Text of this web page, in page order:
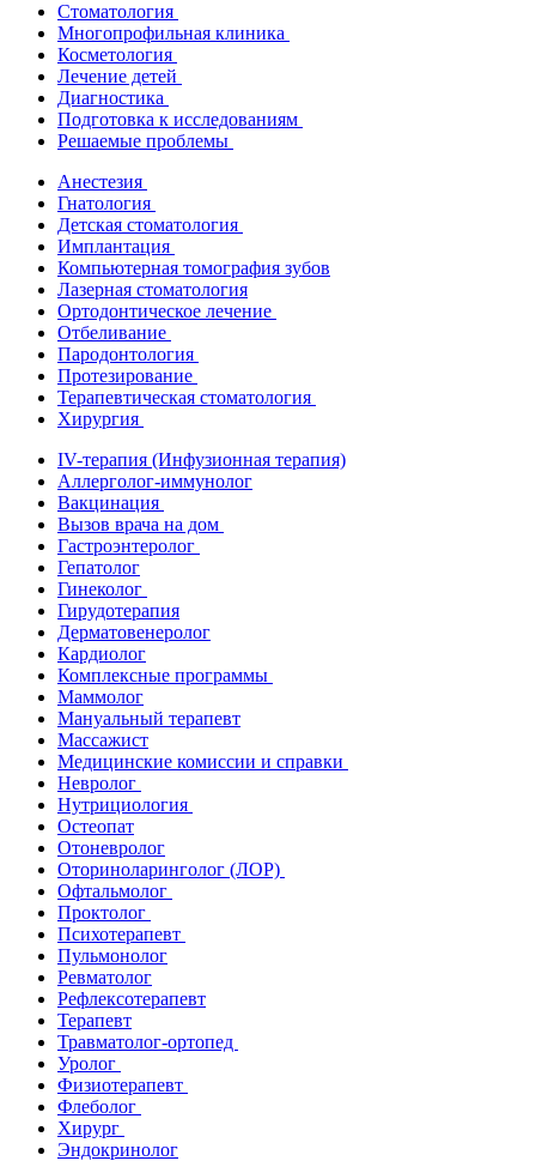
Стоматология
Многопрофильная клиника
Косметология
Лечение детей
Диагностика
Подготовка к исследованиям
Решаемые проблемы
Анестезия
Гнатология
Детская стоматология
Имплантация
Компьютерная томография зубов
Лазерная стоматология
Ортодонтическое лечение
Отбеливание
Пародонтология
Протезирование
Терапевтическая стоматология
Хирургия
IV-терапия (Инфузионная терапия)
Аллерголог-иммунолог
Вакцинация
Вызов врача на дом
Гастроэнтеролог
Гепатолог
Гинеколог
Гирудотерапия
Дерматовенеролог
Кардиолог
Комплексные программы
Маммолог
Мануальный терапевт
Массажист
Медицинские комиссии и справки
Невролог
Нутрициология
Остеопат
Отоневролог
Оториноларинголог (ЛОР)
Офтальмолог
Проктолог
Психотерапевт
Пульмонолог
Ревматолог
Рефлексотерапевт
Терапевт
Травматолог-ортопед
Уролог
Физиотерапевт
Флеболог
Хирург
Эндокринолог